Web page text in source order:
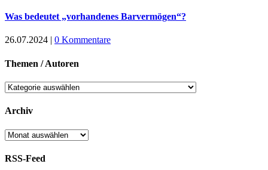
Was bedeutet „vorhandenes Barvermögen“?
26.07.2024 0 Kommentare
Themen / Autoren
Themen
Autoren
Archiv
Archiv
RSS-Feed